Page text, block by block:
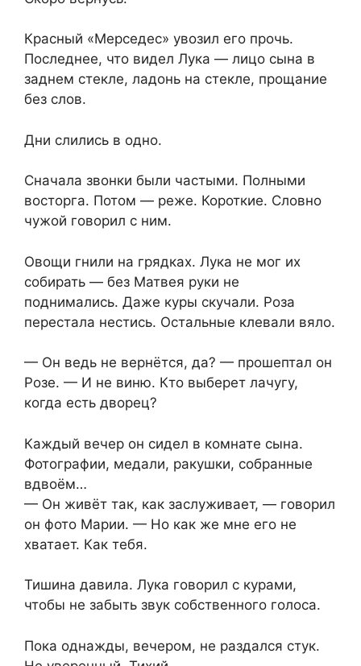
Красный «Мерседес» увозил его прочь.
Последнее, что видел Лука — лицо сына в
заднем стекле, ладонь на стекле, прощание
без слов.
Дни слились в одно.
Сначала звонки были частыми. Полными
восторга. Потом — реже. Короткие. Словно
чужой говорил с ним.
Овощи гнили на грядках. Лука не мог их
собирать — без Матвея руки не
поднимались. Даже куры скучали. Роза
перестала нестись. Остальные клевали вяло.
— Он ведь не вернётся, да? — прошептал он
Розе. — И не виню. Кто выберет лачугу,
когда есть дворец?
Каждый вечер он сидел в комнате сына.
Фотографии, медали, ракушки, собранные
вдвоём…
— Он живёт так, как заслуживает, — говорил
он фото Марии. — Но как же мне его не
хватает. Как тебя.
Тишина давила. Лука говорил с курами,
чтобы не забыть звук собственного голоса.
Пока однажды, вечером, не раздался стук.